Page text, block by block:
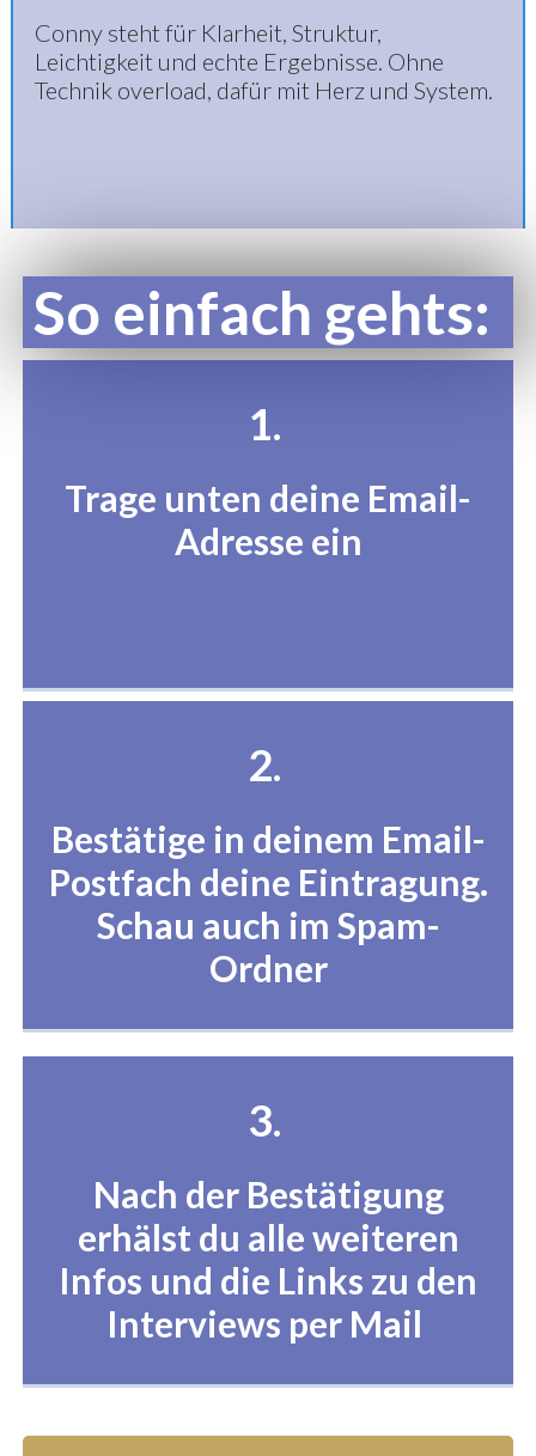
Conny steht für Klarheit, Struktur,
Leichtigkeit und echte Ergebnisse. Ohne
Technik overload, dafür mit Herz und System.
So einfach gehts:
1.
Trage unten deine Email-
Adresse ein
2.
Bestätige in deinem Email-
Postfach deine Eintragung.
Schau auch im Spam-
Ordner
3.
Nach der Bestätigung
erhälst du alle weiteren
Infos und die Links zu den
Interviews per Mail